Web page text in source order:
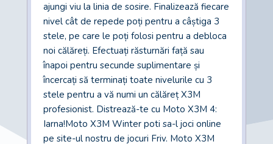
ajungi viu la linia de sosire. Finalizează fiecare
nivel cât de repede poți pentru a câștiga 3
stele, pe care le poți folosi pentru a debloca
noi călăreți. Efectuați răsturnări față sau
înapoi pentru secunde suplimentare și
încercați să terminați toate nivelurile cu 3
stele pentru a vă numi un călăreț X3M
profesionist. Distrează-te cu Moto X3M 4:
Iarna!Moto X3M Winter poti sa-l joci online
pe site-ul nostru de jocuri Friv. Moto X3M